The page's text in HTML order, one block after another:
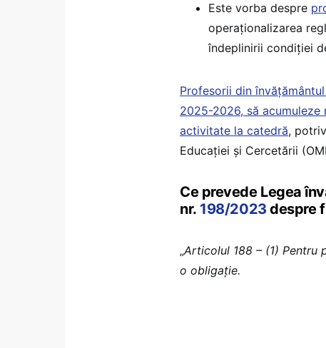
Este vorba despre
operaționalizarea
îndeplinirii condiției
Profesorii din
2025-2026, să acumuleze
activitate la catedră,
Educației și Cercetării
Ce prevede Legea
nr. 198/2023 despre
„Articolul 188 – (1) Pentru
o obligație.